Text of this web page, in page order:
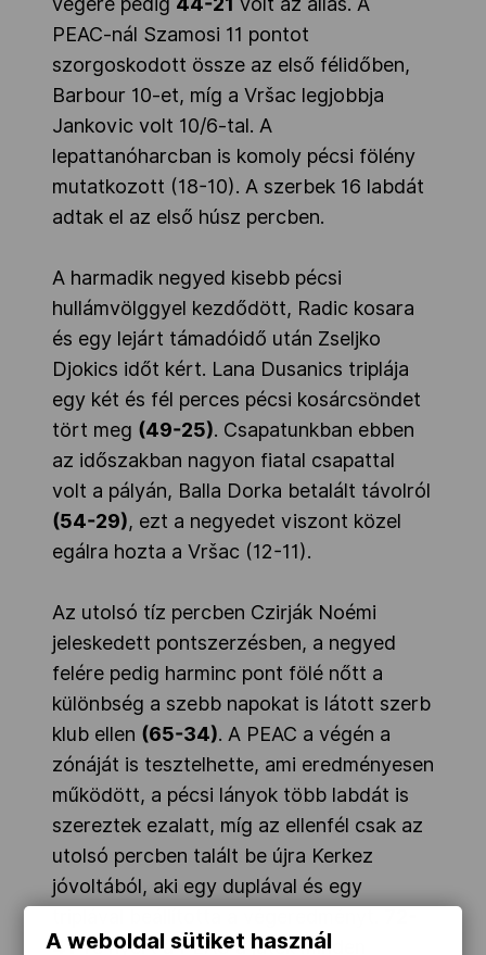
PEAC-nál Szamosi 11 pontot
szorgoskodott össze az első félidőben,
Barbour 10-et, míg a Vršac legjobbja
Jankovic volt 10/6-tal. A
lepattanóharcban is komoly pécsi fölény
mutatkozott (18-10). A szerbek 16 labdát
adtak el az első húsz percben.
A harmadik negyed kisebb pécsi
hullámvölggyel kezdődött, Radic kosara
és egy lejárt támadóidő után Zseljko
Djokics időt kért. Lana Dusanics triplája
egy két és fél perces pécsi kosárcsöndet
tört meg (49-25). Csapatunkban ebben
az időszakban nagyon fiatal csapattal
volt a pályán, Balla Dorka betalált távolról
(54-29), ezt a negyedet viszont közel
egálra hozta a Vršac (12-11).
Az utolsó tíz percben Czirják Noémi
jeleskedett pontszerzésben, a negyed
felére pedig harminc pont fölé nőtt a
különbség a szebb napokat is látott szerb
klub ellen (65-34). A PEAC a végén a
zónáját is tesztelhette, ami eredményesen
működött, a pécsi lányok több labdát is
szereztek ezalatt, míg az ellenfél csak az
utolsó percben talált be újra Kerkez
jóvoltából, aki egy duplával és egy
41-re nyert a PEAC a játék minden
A weboldal sütiket használ